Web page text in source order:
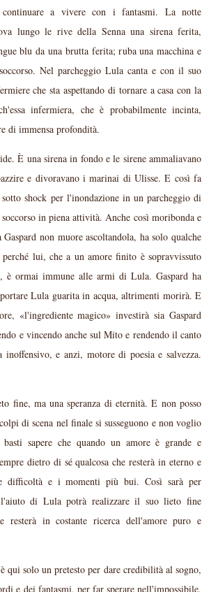
continuare a vivere con i fantasmi. La notte
lungo le rive della Senna una sirena ferita,
blu da una brutta ferita; ruba una macchina e
Nel parcheggio Lula canta e con il suo
che sta aspettando di tornare a casa con la
infermiera, che è probabilmente incinta,
di immensa profondità.
È una sirena in fondo e le sirene ammaliavano
e divoravano i marinai di Ulisse. E così fa
shock per l'inondazione in un parcheggio di
in piena attività. Anche così moribonda e
non muore ascoltandola, ha solo qualche
lui, che a un amore finito è sopravvissuto
è ormai immune alle armi di Lula. Gaspard ha
Lula guarita in acqua, altrimenti morirà. E
«l'ingrediente magico» investirà sia Gaspard
e vincendo anche sul Mito e rendendo il canto
e anzi, motore di poesia e salvezza.
fine, ma una speranza di eternità. E non posso
di scena nel finale si susseguono e non voglio
sapere che quando un amore è grande e
dietro di sé qualcosa che resterà in eterno e
difficoltà e i momenti più bui. Così sarà per
l'aiuto di Lula potrà realizzare il suo lieto fine
resterà in costante ricerca dell'amore puro e
qui solo un pretesto per dare credibilità al sogno,
e dei fantasmi, per far sperare nell'impossibile,